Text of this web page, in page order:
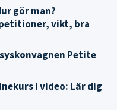
gör man?
vikt, bra
Petite
i video: Lär dig